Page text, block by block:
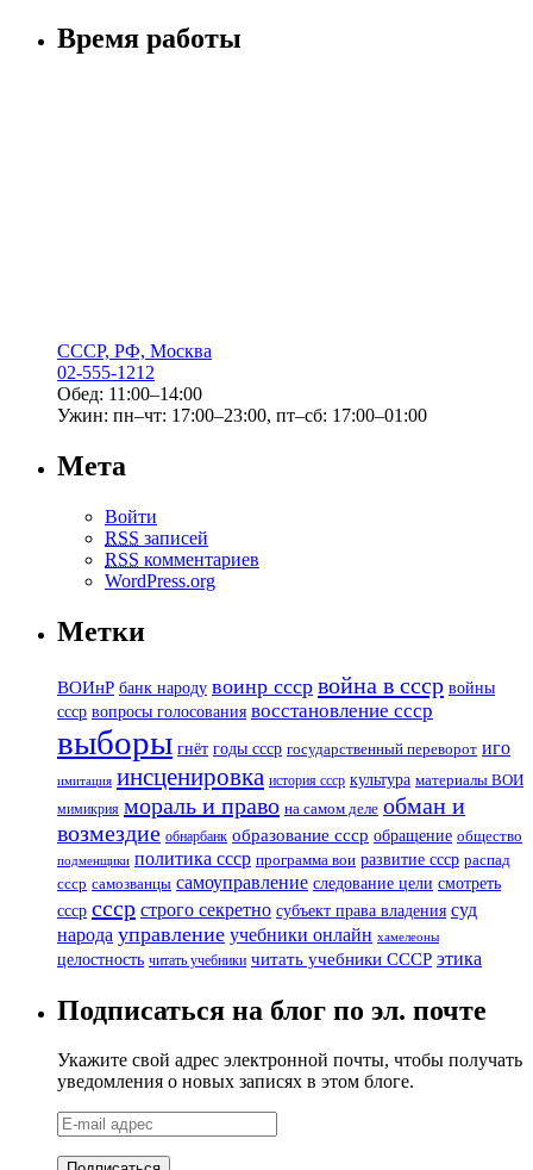
Время работы
СССР, РФ, Москва
02-555-1212
Обед: 11:00–14:00
Ужин: пн–чт: 17:00–23:00, пт–сб: 17:00–01:00
Мета
Войти
RSS записей
RSS комментариев
WordPress.org
Метки
ВОИнР банк народу воинр ссср война в ссср войны
ссср вопросы голосования восстановление ссср
выборы гнёт годы ссср государственный переворот иго
имитация инсценировка история ссср культура материалы ВОИ
мимикрия мораль и право на самом деле обман и
возмездие обнарбанк образование ссср обращение общество
подменщики политика ссср программа вои развитие ссср распад
ссср самозванцы самоуправление следование цели смотреть
ссср ссср строго секретно субъект права владения суд
народа управление учебники онлайн хамелеоны
целостность читать учебники читать учебники СССР этика
Подписаться на блог по эл. почте
Укажите свой адрес электронной почты, чтобы получать
уведомления о новых записях в этом блоге.
E-
mail
адрес